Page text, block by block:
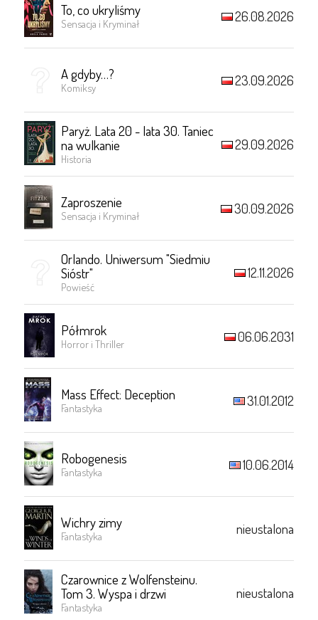
To, co ukryliśmy
Sensacja i Kryminał 26.08.2026
A gdyby…?
Komiksy 23.09.2026
Paryż. Lata 20 - lata 30. Taniec
na wulkanie
Historia
29.09.2026
Zaproszenie
Sensacja i Kryminał 30.09.2026
Orlando. Uniwersum "Siedmiu
Sióstr"
Powieść
12.11.2026
Półmrok
Horror i Thriller 06.06.2031
Mass Effect: Deception
Fantastyka 31.01.2012
Robogenesis
Fantastyka 10.06.2014
Wichry zimy
Fantastyka nieustalona
Czarownice z Wolfensteinu.
Tom 3. Wyspa i drzwi
Fantastyka
nieustalona